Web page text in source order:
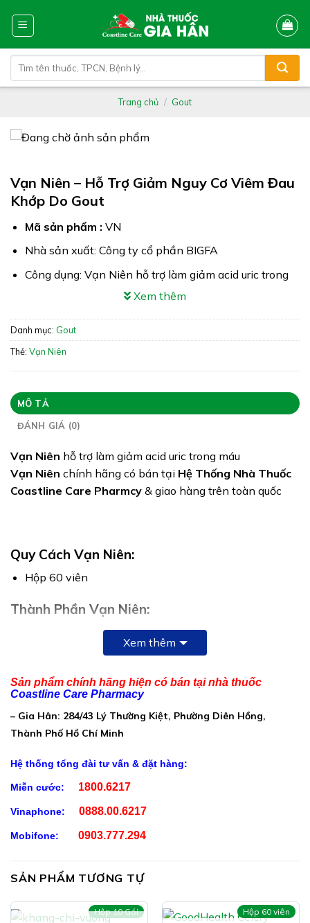
kiếm:
Trang chủ / Gout
Vạn Niên – Hỗ Trợ Giảm Nguy Cơ Viêm Đau
Khớp Do Gout
Mã sản phẩm : VN
Nhà sản xuất: Công ty cổ phần BIGFA
Công dụng: Vạn Niên hỗ trợ làm giảm acid uric trong
Xuất xứ: Việt Nam
Giấy phép: 1990/2021/ĐKSP – 694/2021/XNQC-
ATTP
Tình trạng hàng: Hết hàng
Xem thêm
Danh mục: Gout
Thẻ: Vạn Niên
MÔ TẢ
ĐÁNH GIÁ (0)
Vạn Niên hỗ trợ làm giảm acid uric trong máu
Vạn Niên chính hãng có bán tại Hệ Thống Nhà Thuốc
Coastline Care Pharmcy & giao hàng trên toàn quốc
Quy Cách Vạn Niên:
Hộp 60 viên
Thành Phần Vạn Niên:
Cho 1 viên nang cứng 650mg chứa:
Cao Dây Gắm:…………………………….80mg
Cao Hy Thiêm:…………………………….80mg
Cao Thổ Phục Linh:……………………..60mg
Cao Rễ Lá Lốt:…………………………….60mg
lactose, magnesium stearate, bột talc, PVP K30
đủ 1 viên
Công Dụng Vạn Niên:
Xem thêm
Sản phẩm chính hãng hiện có bán tại nhà thuốc
Coastline Care Pharmacy
– Gia Hân: 284/43 Lý Thường Kiệt, Phường Diên Hồng,
Thành Phố Hồ Chí Minh
Hệ thống tổng đài tư vấn & đặt hàng:
Miễn cước: 1800.6217
Vinaphone: 0888.00.6217
Mobifone: 0903.777.294
SẢN PHẨM TƯƠNG TỰ
Hộp 10 Gói Hộp 60 viên